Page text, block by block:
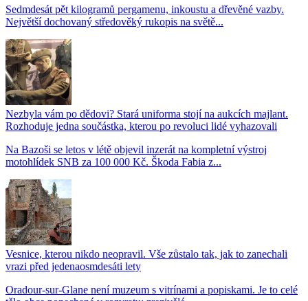
Sedmdesát pět kilogramů pergamenu, inkoustu a dřevěné vazby.
Největší dochovaný středověký rukopis na světě...
Nezbyla vám po dědovi? Stará uniforma stojí na aukcích majlant.
Rozhoduje jedna součástka, kterou po revoluci lidé vyhazovali
Na Bazoši se letos v létě objevil inzerát na kompletní výstroj
motohlídek SNB za 100 000 Kč. Škoda Fabia z...
Vesnice, kterou nikdo neopravil. Vše zůstalo tak, jak to zanechali
vrazi před jedenaosmdesáti lety
Oradour-sur-Glane není muzeum s vitrínami a popiskami. Je to celé